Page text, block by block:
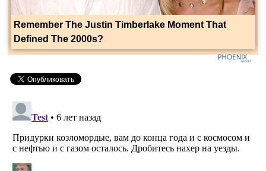
Remember The Justin Timberlake Moment That
Defined The 2000s?